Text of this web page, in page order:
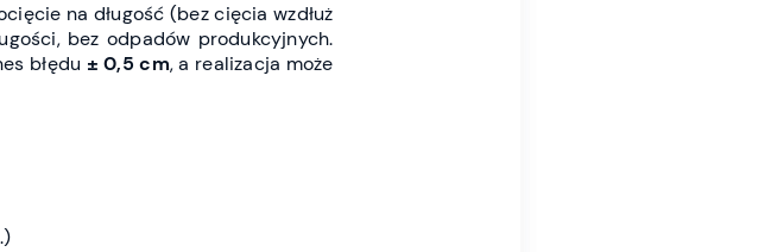
na długość (bez cięcia wzdłuż
bez odpadów produkcyjnych.
błędu ± 0,5 cm, a realizacja może